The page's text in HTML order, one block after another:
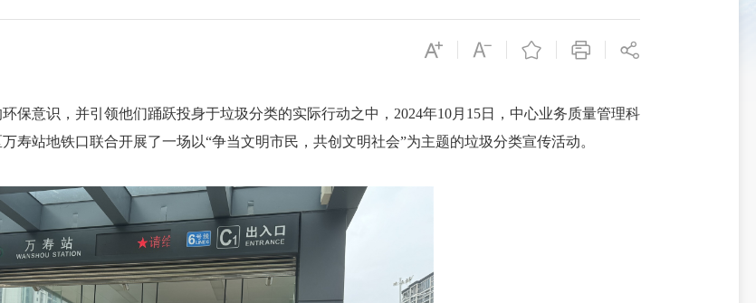
意识，并引领他们踊跃投身于垃圾分类的实际行动之中，2024年10月15日，中心业务质量管理科
寿站地铁口联合开展了一场以“争当文明市民，共创文明社会”为主题的垃圾分类宣传活动。